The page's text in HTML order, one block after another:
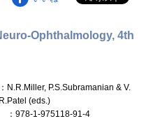
Ophthalmology, 4th
：N.R.Miller, P.S.Subramanian & V.
R.Patel (eds.)
：978-1-975118-91-4